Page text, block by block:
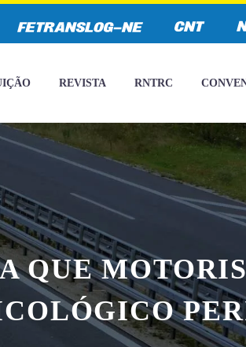
REVISTA RNTRC
QUE